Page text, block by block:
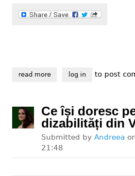
read moreabout vrâncenii cu
log in to post
Ce își doresc
dizabilități din
Submitted by Andreea
21:48